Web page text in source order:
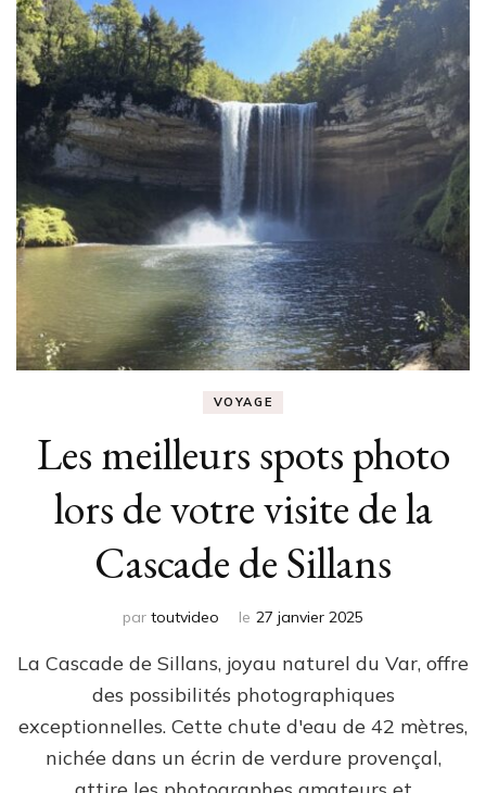
VOYAGE
Les meilleurs spots photo
lors de votre visite de la
Cascade de Sillans
par toutvideo le 27 janvier 2025
La Cascade de Sillans, joyau naturel du Var, offre
des possibilités photographiques
exceptionnelles. Cette chute d'eau de 42 mètres,
nichée dans un écrin de verdure provençal,